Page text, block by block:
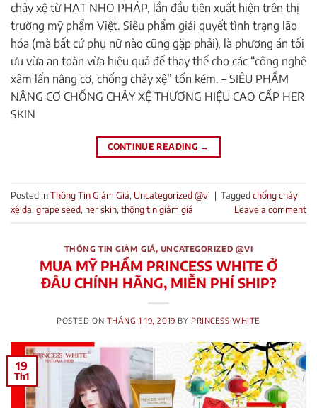
chảy xệ từ HẠT NHO PHÁP, lần đầu tiên xuất hiện trên thị
trường mỹ phẩm Việt. Siêu phẩm giải quyết tình trạng lão
hóa (mà bất cứ phụ nữ nào cũng gặp phải), là phương án tối
ưu vừa an toàn vừa hiệu quả để thay thế cho các “công nghệ
xâm lấn nâng cơ, chống chảy xệ” tốn kém. – SIÊU PHẨM
NÂNG CƠ CHỐNG CHẢY XỆ THƯƠNG HIỆU CAO CẤP HER
SKIN
CONTINUE READING →
Posted inThông Tin Giảm Giá, Uncategorized @vi | Taggedchống chảy
xệ da,grape seed, her skin,thông tin giảm giá Leave a comment
THÔNG TIN GIẢM GIÁ, UNCATEGORIZED @VI
MUA MỸ PHẨM PRINCESS WHITE Ở
ĐÂU CHÍNH HÃNG, MIỄN PHÍ SHIP?
POSTED ON THÁNG 1 19, 2019 BY PRINCESS WHITE
19
Th1